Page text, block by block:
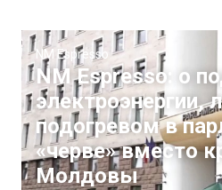
NM Espresso
NM Espresso: о
электроэнергии,
подогревом в
«черве» вместо
Молдовы